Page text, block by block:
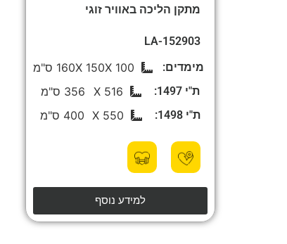
מתקן הליכה באוויר זוגי
LA-152903
מימדים:
100 X
150 X 160 ס"מ
ת"י 1497: 516 X 356 ס"מ
ת"י 1498: 550 X 400 ס"מ
למידע נוסף